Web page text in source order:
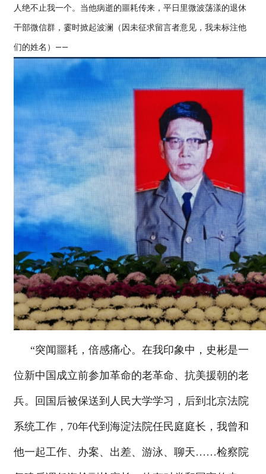
人绝不止我一个。当他病逝的噩耗传来，平日里微波荡漾的退休
干部微信群，霎时掀起波澜（因未征求留言者意见，我未标注他
们的姓名）——
“突闻噩耗，倍感痛心。在我印象中，史彬是一
位新中国成立前参加革命的老革命、抗美援朝的老
兵。回国后被保送到人民大学学习，后到北京法院
系统工作，70年代到海淀法院任民庭庭长，我曾和
他一起工作、办案、出差、游泳、聊天……检察院